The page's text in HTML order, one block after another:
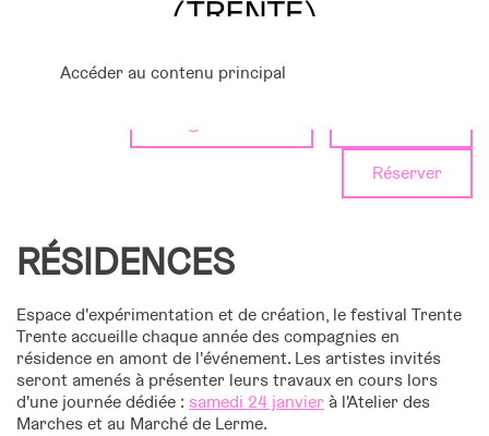
Accéder au contenu principal
Réserver
RÉSIDENCES
Espace d'expérimentation et de création, le festival Trente
Trente accueille chaque année des compagnies en
résidence en amont de l'événement. Les artistes invités
seront amenés à présenter leurs travaux en cours lors
d'une journée dédiée : samedi 24 janvier à l'Atelier des
Marches et au Marché de Lerme.